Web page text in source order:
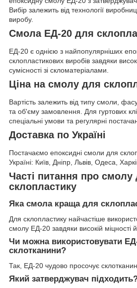
Вибір залежить від технології
виробу.
Смола ЕД-20 для
ЕД-20 є однією з найпопулярніших
склопластикових виробів завдяки
сумісності зі скломатеріалами.
Ціна на смолу для
Вартість залежить від типу смоли,
та об'єму замовлення. Для гуртових
спеціальні умови та регулярні
Доставка по Україні
Постачаємо епоксидні смоли для
Україні: Київ, Дніпр, Львів, Одеса,
Часті питання про смолу
склопластику
Яка смола краща для
Для склопластику найчастіше
смолу ЕД-20 завдяки високій міцності й
Чи можна використовувати
склотканини?
Так, ЕД-20 чудово просочує
Який затверджувач